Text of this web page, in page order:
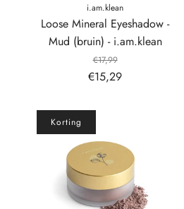
i.am.klean
Loose Mineral Eyeshadow -
Mud (bruin) - i.am.klean
€17,99
€15,29
Korting